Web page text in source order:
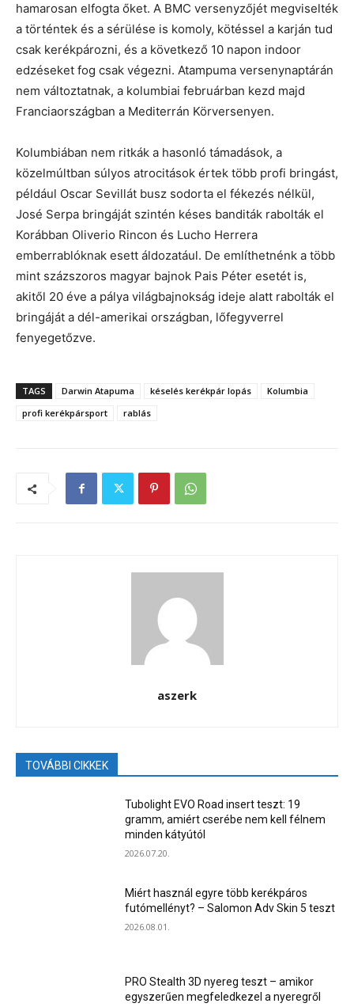
hamarosan elfogta őket. A BMC versenyzőjét megviselték
a történtek és a sérülése is komoly, kötéssel a karján tud
csak kerékpározni, és a következő 10 napon indoor
edzéseket fog csak végezni. Atampuma versenynaptárán
nem változtatnak, a kolumbiai februárban kezd majd
Franciaországban a Mediterrán Körversenyen.
Kolumbiában nem ritkák a hasonló támadások, a
közelmúltban súlyos atrocitások értek több profi bringást,
például Oscar Sevillát busz sodorta el fékezés nélkül,
José Serpa bringáját szintén késes banditák rabolták el
Korábban Oliverio Rincon és Lucho Herrera
emberrablóknak esett áldozatául. De említhetnénk a több
mint százszoros magyar bajnok Pais Péter esetét is,
akitől 20 éve a pálya világbajnokság ideje alatt rabolták el
bringáját a dél-amerikai országban, lőfegyverrel
fenyegetőzve.
TAGS Darwin Atapuma késelés kerékpár lopás
Kolumbia
profi kerékpársport
rablás
aszerk
TOVÁBBI CIKKEK
Tubolight EVO Road insert teszt: 19
gramm, amiért cserébe nem kell félnem
minden kátyútól
2026.07.20.
Miért használ egyre több kerékpáros
futómellényt? – Salomon Adv Skin 5 teszt
2026.08.01.
PRO Stealth 3D nyereg teszt – amikor
egyszerűen megfeledkezel a nyeregről